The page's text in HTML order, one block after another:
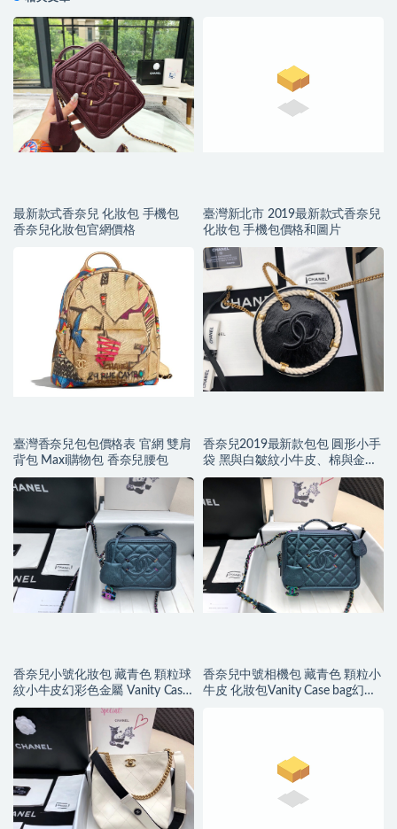
最新款式香奈兒 化妝包 手機包
香奈兒化妝包官網價格
臺灣新北市 2019最新款式香奈兒
化妝包 手機包價格和圖片
臺灣香奈兒包包價格表 官網 雙肩
背包 Maxi購物包 香奈兒腰包
香奈兒2019最新款包包 圓形小手
袋 黑與白皺紋小牛皮、棉與金色
金屬
香奈兒小號化妝包 藏青色 顆粒球
紋小牛皮幻彩色金屬 Vanity Case
bag相機包
香奈兒中號相機包 藏青色 顆粒小
牛皮 化妝包Vanity Case bag幻彩